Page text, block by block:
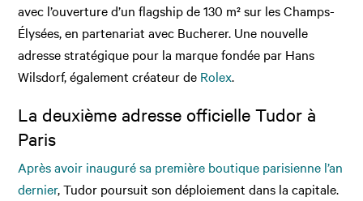
avec l’ouverture d’un flagship de 130 m² sur les Champs-
Élysées, en partenariat avec Bucherer. Une nouvelle
adresse stratégique pour la marque fondée par Hans
Wilsdorf, également créateur de Rolex.
La deuxième adresse officielle Tudor à
Paris
Après avoir inauguré sa première boutique parisienne l’an
dernier, Tudor poursuit son déploiement dans la capitale.